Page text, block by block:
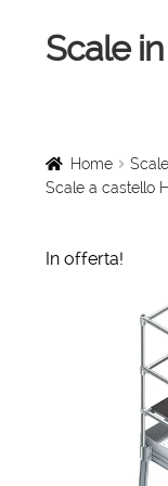
Vai
alla
Vai
al
Scale
Scale a
Scale in legno
Rampe di
Home
Scale a castello
In offerta!